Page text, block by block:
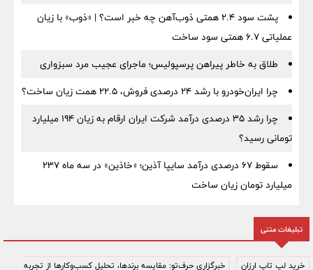
پشت سود ۲.۴ همتی ذوب‌آهن چه خبر است؟ | «ذوب» با زیان
عملیاتی ۶.۷ همتی سود ساخت
طلاق به خاطر پیراهن پرسپولیس؛ ماجرای عجیب مرد سبزواری
چرا ایران‌خودرو با رشد ۲۴ درصدی فروش، ۲۲.۵ همت زیان ساخت؟
چرا رشد ۳۵ درصدی درآمد شرکت ایران ارقام به زیان ۱۹۴ میلیارد
تومانی رسید؟
سقوط ۶۷ درصدی درآمد سایپا آذین؛ «خاذین» در سه ماه ۲۳۷
میلیارد تومان زیان ساخت
تبلیغات متنی
خرید لپ تاپ ارزان خبرگزاری حرف‌تو: مقایسه برندها، تحلیل کسب‌وکارها از تجربه